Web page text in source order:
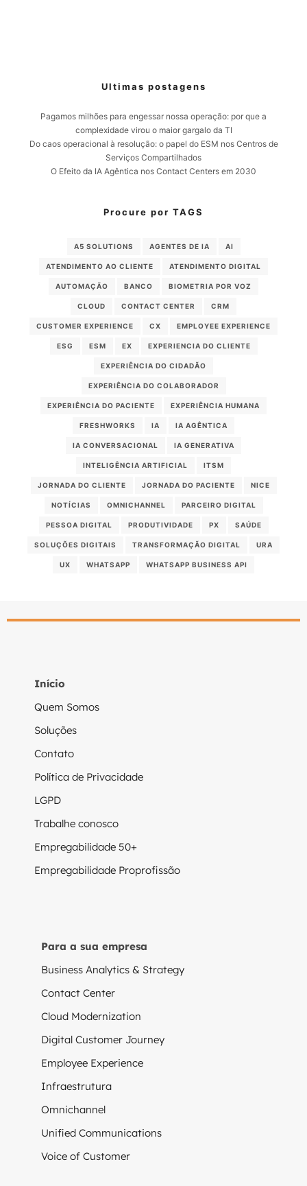
Ultimas postagens
Pagamos milhões para engessar nossa operação: por que a
complexidade virou o maior gargalo da TI
Do caos operacional à resolução: o papel do ESM nos Centros de
Serviços Compartilhados
O Efeito da IA Agêntica nos Contact Centers em 2030
Procure por TAGS
A5 SOLUTIONS AGENTES DE IA AI
ATENDIMENTO AO CLIENTE ATENDIMENTO DIGITAL
AUTOMAÇÃO BANCO BIOMETRIA POR VOZ
CLOUD CONTACT CENTER CRM
CUSTOMER EXPERIENCE CX EMPLOYEE EXPERIENCE
ESG ESM EX EXPERIENCIA DO CLIENTE
EXPERIÊNCIA DO CIDADÃO
EXPERIÊNCIA DO COLABORADOR
EXPERIÊNCIA DO PACIENTE EXPERIÊNCIA HUMANA
FRESHWORKS IA IA AGÊNTICA
IA CONVERSACIONAL IA GENERATIVA
INTELIGÊNCIA ARTIFICIAL ITSM
JORNADA DO CLIENTE JORNADA DO PACIENTE NICE
NOTÍCIAS OMNICHANNEL PARCEIRO DIGITAL
PESSOA DIGITAL PRODUTIVIDADE PX SAÚDE
SOLUÇÕES DIGITAIS TRANSFORMAÇÃO DIGITAL URA
UX WHATSAPP WHATSAPP BUSINESS API
Início
Quem Somos
Soluções
Contato
Política de Privacidade
LGPD
Trabalhe conosco
Empregabilidade 50+
Empregabilidade Proprofissão
Para a sua empresa
Business Analytics & Strategy
Contact Center
Cloud Modernization
Digital Customer Journey
Employee Experience
Infraestrutura
Omnichannel
Unified Communications
Voice of Customer